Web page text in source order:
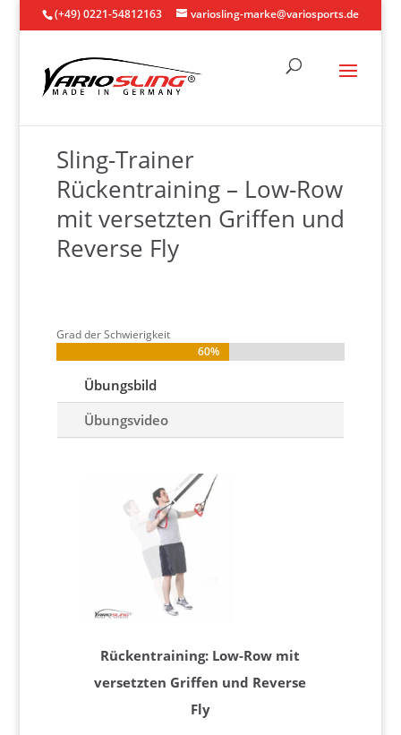
(+49) 0221-54812163 variosling-marke@variosports.de
Sling-Trainer
Rückentraining – Low-Row
mit versetzten Griffen und
Reverse Fly
Grad der Schwierigkeit
60%
60%
Übungsbild
Übungsvideo
Rückentraining: Low-Row mit
versetzten Griffen und Reverse
Fly